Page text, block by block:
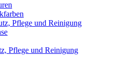
Pflege und Reinigung
Pflege und Reinigung